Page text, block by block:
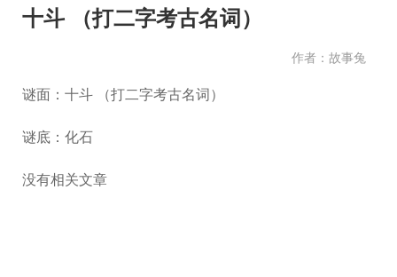
十斗 （打二字考古名词）
作者：故事兔
谜面：十斗 （打二字考古名词）
谜底：化石
没有相关文章